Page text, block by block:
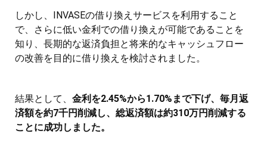
しかし、INVASEの借り換えサービスを利用すること
で、さらに低い金利での借り換えが可能であることを
知り、長期的な返済負担と将来的なキャッシュフロー
の改善を目的に借り換えを検討されました。
結果として、 金利を2.45%から1.70%まで下げ、毎月返
済額を約7千円削減し、総返済額は約310万円削減する
ことに成功しました。